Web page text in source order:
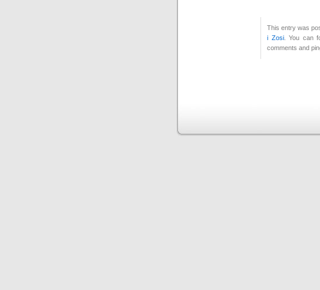
This entry was
i Zosi. You can
comments and